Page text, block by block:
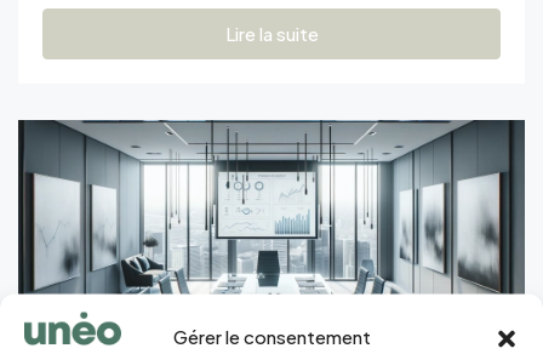
Gérer le consentement
Lire la suite